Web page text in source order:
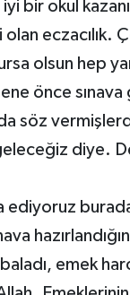
iyi bir okul
eczacılık.
olsun hep
önce
söz vermişlerdi
diye.
ediyoruz
emek